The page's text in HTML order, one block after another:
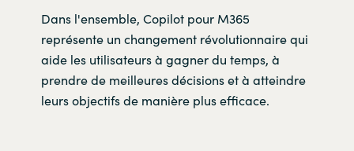
Dans l'ensemble, Copilot pour M365
représente un changement révolutionnaire qui
aide les utilisateurs à gagner du temps, à
prendre de meilleures décisions et à atteindre
leurs objectifs de manière plus efficace.